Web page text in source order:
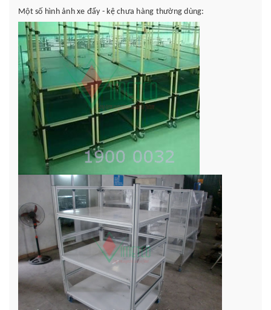
Một số hình ảnh xe đẩy - kệ chưa hàng thường dùng: